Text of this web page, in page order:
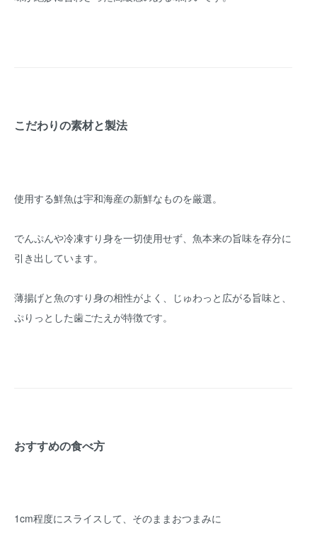
こだわりの素材と製法
使用する鮮魚は宇和海産の新鮮なものを厳選。
でんぷんや冷凍すり身を一切使用せず、魚本来の旨味を存分に
引き出しています。
薄揚げと魚のすり身の相性がよく、じゅわっと広がる旨味と、
ぷりっとした歯ごたえが特徴です。
おすすめの食べ方
1cm程度にスライスして、そのままおつまみに